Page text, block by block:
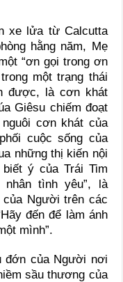
xe lửa từ Calcutta
hằng năm, Mẹ
“ơn gọi trong ơn
một trạng thái
được, là cơn khát
Giêsu chiếm đoạt
cơn khát của
cuộc sống của
những thị kiến nội
ý của Trái Tim
nhân tình yêu”, là
của Người trên các
đến để làm ánh
mình”.
đớn của Người nơi
sầu thương của